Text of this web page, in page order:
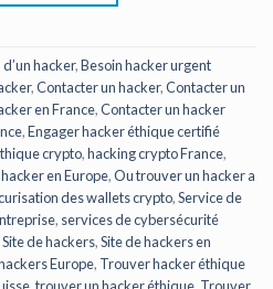
hacker,Besoin hacker urgent
,Contacter un hacker,Contacter un
en France,Contacter un hacker
,Engager hacker éthique certifié
crypto,hacking crypto France,
en Europe,Ou trouver un hacker a
des wallets crypto,Service de
, services de cybersécurité
Site de hackers,Site de hackers en
Europe, Trouver hacker éthique